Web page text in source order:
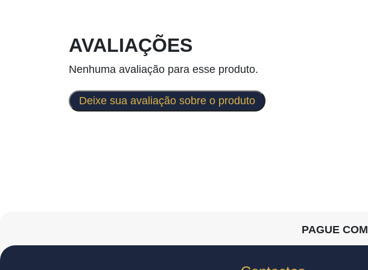
AVALIAÇÕES
Nenhuma avaliação para esse produto.
Deixe sua avaliação sobre o produto
PAGUE COM